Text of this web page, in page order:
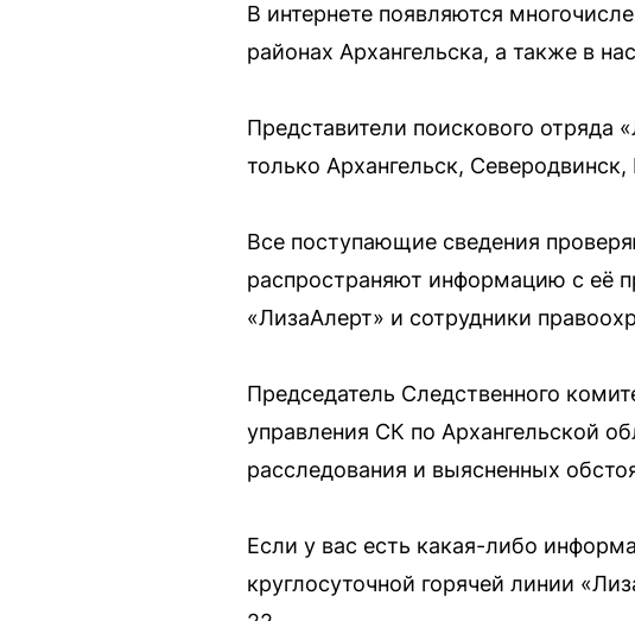
В интернете появляются
районах Архангельска, а также в
Представители поискового отряда
только Архангельск,
Все поступающие сведения
распространяют информацию с её
«ЛизаАлерт» и сотрудники
Председатель Следственного
управления СК по Архангельской
расследования и выясненных
Если у вас есть какая-либо
круглосуточной горячей линии